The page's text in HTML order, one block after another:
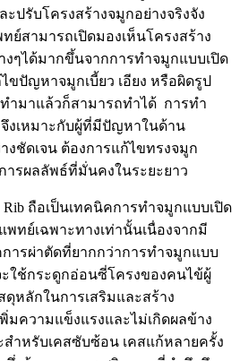
ปรับโครงสร้างจมูกอย่างจริงจัง
ย์สามารถเปิดมองเห็นโครงสร้าง
ๆได้มากขึ้นจากการทำจมูกแบบเปิด
ขปัญหาจมูกเบี้ยว เอียง หรือผิดรูป
ำมาแล้วก็สามารถทำได้ การทำ
จึงเหมาะกับผู้ที่มีปัญหาในด้าน
งชัดเจน ต้องการแก้ไขทรงจมูก
ารผลลัพธ์ที่มั่นคงในระยะยาว
Rib ถือเป็นเทคนิคการทำจมูกแบบเปิด
ทย์เฉพาะทางเท่านั้นเนื่องจากมี
ารผ่าตัดที่ยากกว่าการทำจมูกแบบ
ใช้กระดูกอ่อนซี่โครงของคนไข้ผู้
ดุหลักในการเสริมและสร้าง
มความแข็งแรงและไม่เกิดผลข้าง
สำหรับเคสซับซ้อน เคสแก้หลายครั้ง